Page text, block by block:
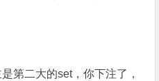
第二大的set，你下注了，